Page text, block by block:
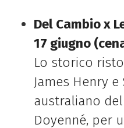
Del Cambio x
17 giugno
Lo storico
James Henry
australiano
Doyenné, per